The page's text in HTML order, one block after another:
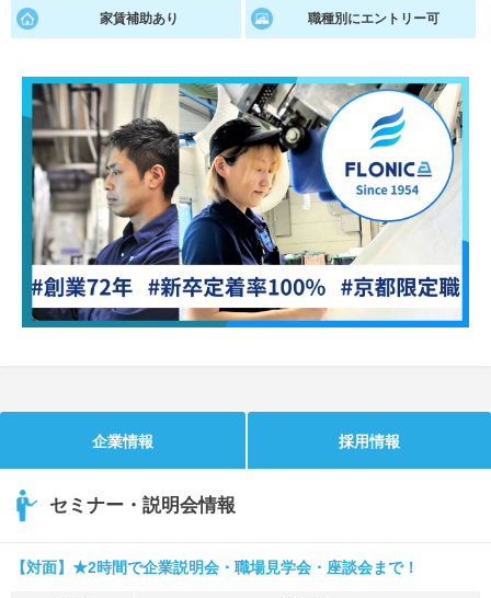
就活ノウハウが満載！ お役立ち記事・相談室など
あなたに合う仕事を診断！ 動画で対策講座をチェック
就活ニュースペーパー
就活時事ニュースを更新
よくある質問
不明点があればこちら
家賃補助あり 職種別にエントリー可
企業情報 採用情報
セミナー・説明会情報
【対面】★2時間で企業説明会・職場見学会・座談会まで！